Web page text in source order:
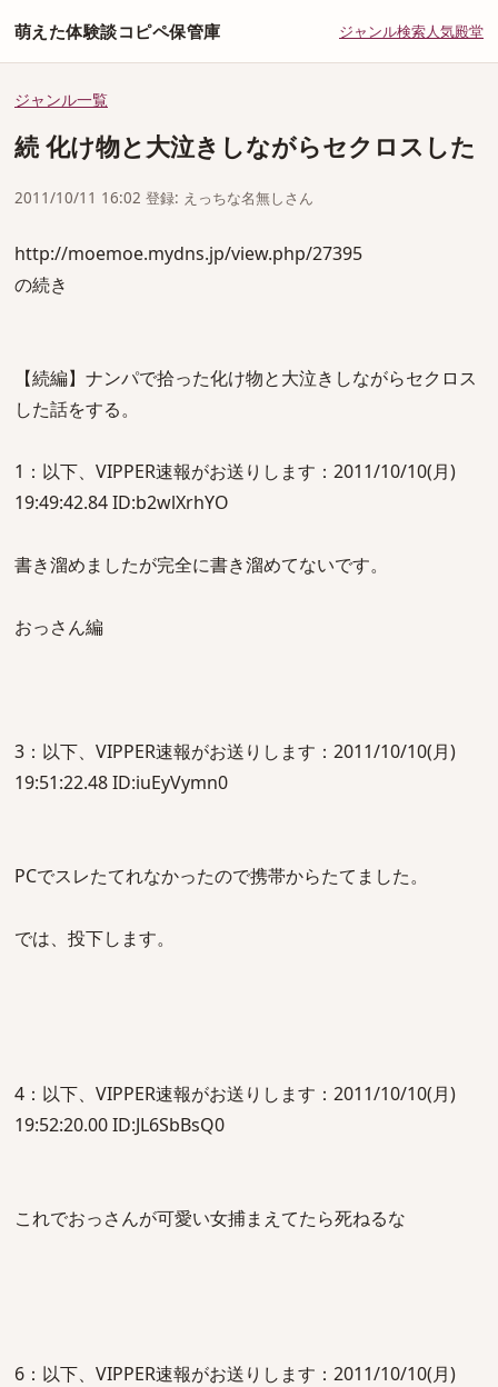
萌えた体験談コピペ保管庫 ジャンル検索人気殿堂
ジャンル一覧
続 化け物と大泣きしながらセクロスした
2011/10/11 16:02 登録: えっちな名無しさん
http://moemoe.mydns.jp/view.php/27395
の続き
【続編】ナンパで拾った化け物と大泣きしながらセクロス
した話をする。
1：以下、VIPPER速報がお送りします：2011/10/10(月)
19:49:42.84 ID:b2wlXrhYO
書き溜めましたが完全に書き溜めてないです。
おっさん編
3：以下、VIPPER速報がお送りします：2011/10/10(月)
19:51:22.48 ID:iuEyVymn0
PCでスレたてれなかったので携帯からたてました。
では、投下します。
4：以下、VIPPER速報がお送りします：2011/10/10(月)
19:52:20.00 ID:JL6SbBsQ0
これでおっさんが可愛い女捕まえてたら死ねるな
6：以下、VIPPER速報がお送りします：2011/10/10(月)